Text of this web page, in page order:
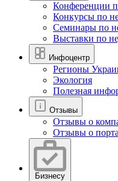
Конференции
Конкурсы по
Семинары по
Выставки по
Инфоцентр
Регионы
Экология
Полезная
Отзывы
Отзывы о
Отзывы о
Бизнесу